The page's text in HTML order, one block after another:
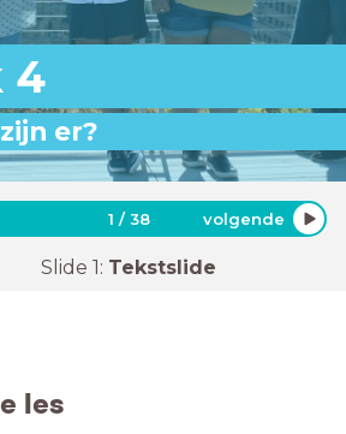
4
er?
1 /38 volgende
Slide 1: Tekstslide
les